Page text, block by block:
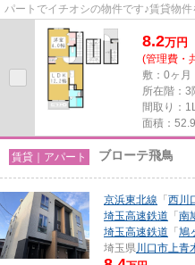
パートでイチオシの物件です♪賃貸物
8.2万円
(管理費・
敷：0ヶ月
所在階：3
間取り：
面積：
賃貸｜アパート ブローテ飛鳥
京浜東北線 「 西川
埼玉高速鉄道 「 南
埼玉高速鉄道 「 鳩
埼玉県川口市上青